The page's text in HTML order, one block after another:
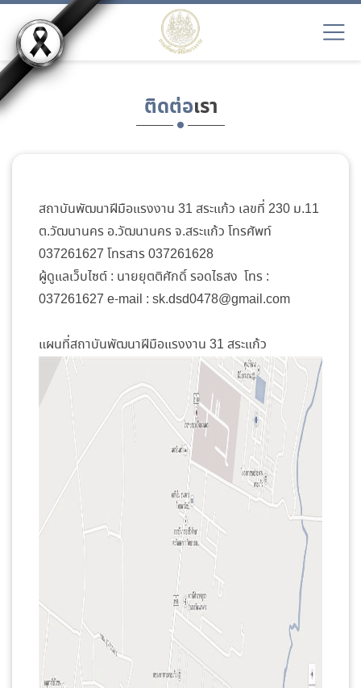
ติดต่อเรา
สถาบันพัฒนาฝีมือแรงงาน 31 สระแก้ว เลขที่ 230 ม.11
ต.วัฒนานคร อ.วัฒนานคร จ.สระแก้ว โทรศัพท์
037261627 โทรสาร 037261628
ผู้ดูแลเว็บไซต์ : นายยุตติศักดิ์ รอดไธสง โทร :
037261627 e-mail : sk.dsd0478@gmail.com
แผนที่สถาบันพัฒนาฝีมือแรงงาน 31 สระแก้ว